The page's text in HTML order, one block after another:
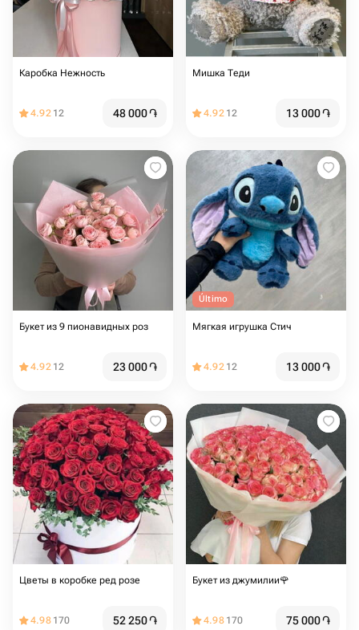
Каробка Нежность
4.92 12 48 000֏
Мишка Теди
4.92 12 13 000֏
Букет из 9 пионавидных роз
4.92 12 23 000֏
Último
Мягкая игрушка Стич
4.92 12 13 000֏
Цветы в коробке ред розе
4.98 170 52 250֏
Букет из джумилии🌹
4.98 170 75 000֏